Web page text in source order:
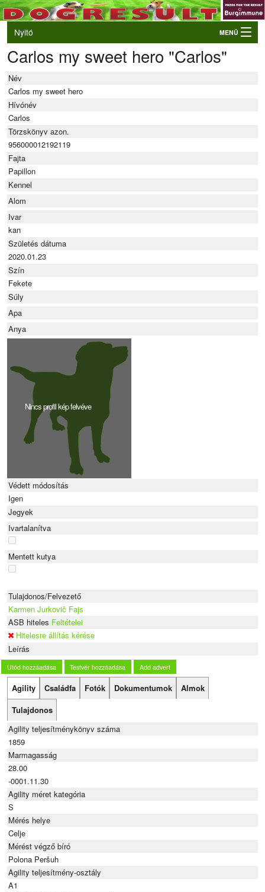
Nyitó MENÜ
Belépés
VB és EO válogatók
Élő eredmények
Rendezvények
Kutyák
Tulajdonosok/Felvezetők
Carlos my sweet hero "Carlos"
Név
Carlos my sweet hero
Hívónév
Carlos
Törzskönyv azon.
956000012192119
Fajta
Papillon
Kennel
Alom
Ivar
kan
Születés dátuma
2020.01.23
Szín
Fekete
Súly
Apa
Anya
Nincs profil kép felvéve
Védett módosítás
Igen
Jegyek
Ivartalanítva
Mentett kutya
Tulajdonos/Felvezető
Karmen Jurkovič Fajs
ASB hiteles Feltételei
Hitelesre állítás kérése
Leírás
Utód hozzáadása Testvér hozzáadása Add advert
Agility Családfa Fotók Dokumentumok
Almok
Tulajdonos
Agility teljesítménykönyv száma
1859
Marmagasság
28.00
-0001.11.30
Agility méret kategória
S
Mérés helye
Celje
Mérést végző bíró
Polona Peršuh
Agility teljesítmény-osztály
A1